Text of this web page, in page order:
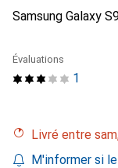
Samsung Galaxy
1
Évaluations
Livré entre
M'informer si